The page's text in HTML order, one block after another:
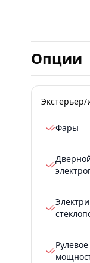
Опции
Фары